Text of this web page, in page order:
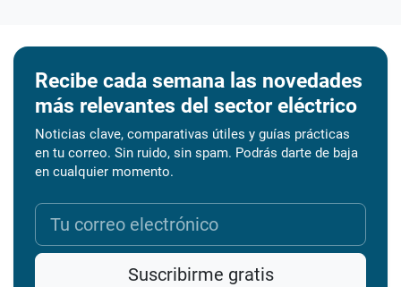
Recibe cada semana las novedades
más relevantes del sector eléctrico
Noticias clave, comparativas útiles y guías prácticas
en tu correo. Sin ruido, sin spam. Podrás darte de baja
en cualquier momento.
Suscribirme gratis